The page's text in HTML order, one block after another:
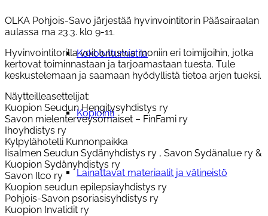
Kokoontumistila
Kopiointi
Lainattavat materiaalit ja välineistö
OLKA Pohjois-Savo järjestää hyvinvointitorin Pääsairaalan
aulassa ma 23.3. klo 9-11.
Hyvinvointitorilla voit tutustua moniin eri toimijoihin, jotka
kertovat toiminnastaan ja tarjoamastaan tuesta. Tule
keskustelemaan ja saamaan hyödyllistä tietoa arjen tueksi.
Näytteilleasettelijat:
Kuopion Seudun Hengitysyhdistys ry
Savon mielenterveysomaiset – FinFami ry
Ihoyhdistys ry
Kylpylähotelli Kunnonpaikka
Iisalmen Seudun Sydänyhdistys ry , Savon Sydänalue ry &
Kuopion Sydänyhdistys ry
Savon Ilco ry
Kuopion seudun epilepsiayhdistys ry
Pohjois-Savon psoriasisyhdistys ry
Kuopion Invalidit ry